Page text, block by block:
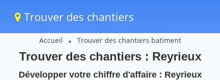
Trouver des chantiers
Accueil Trouver des chantiers batiment
Trouver des chantiers : Reyrieux
Développer votre chiffre d'affaire : Reyrieux